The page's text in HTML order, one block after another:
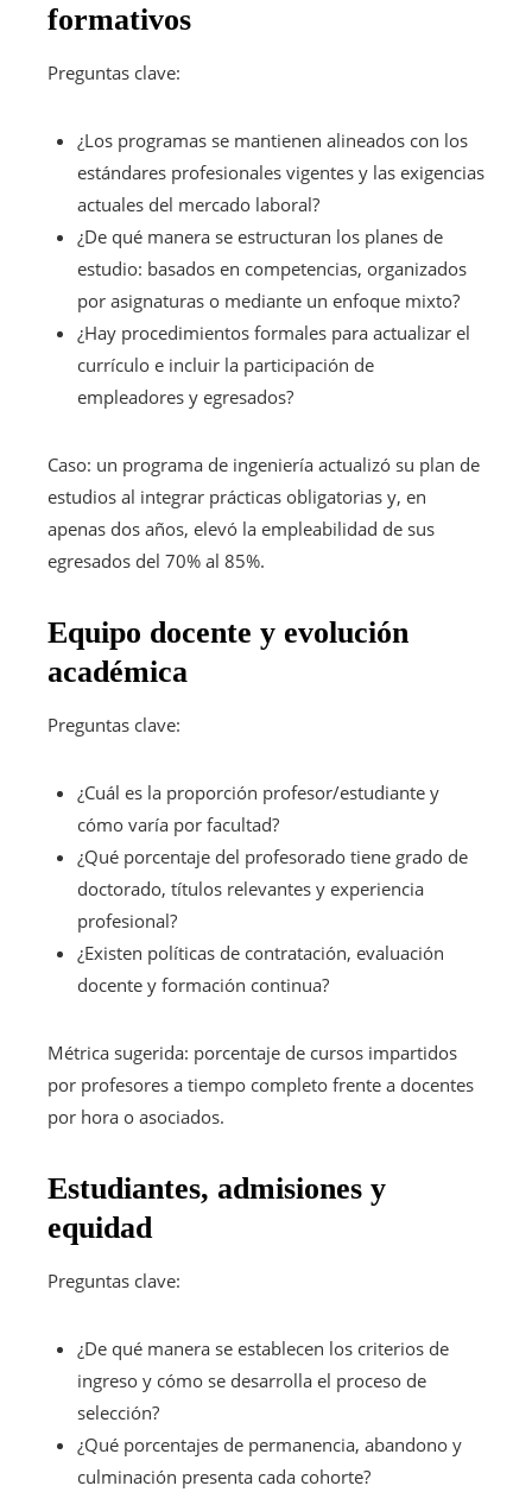
formativos
Preguntas clave:
¿Los programas se mantienen alineados con los
estándares profesionales vigentes y las exigencias
actuales del mercado laboral?
¿De qué manera se estructuran los planes de
estudio: basados en competencias, organizados
por asignaturas o mediante un enfoque mixto?
¿Hay procedimientos formales para actualizar el
currículo e incluir la participación de
empleadores y egresados?
Caso: un programa de ingeniería actualizó su plan de
estudios al integrar prácticas obligatorias y, en
apenas dos años, elevó la empleabilidad de sus
egresados del 70% al 85%.
Equipo docente y evolución
académica
Preguntas clave:
¿Cuál es la proporción profesor/estudiante y
cómo varía por facultad?
¿Qué porcentaje del profesorado tiene grado de
doctorado, títulos relevantes y experiencia
profesional?
¿Existen políticas de contratación, evaluación
docente y formación continua?
Métrica sugerida: porcentaje de cursos impartidos
por profesores a tiempo completo frente a docentes
por hora o asociados.
Estudiantes, admisiones y
equidad
Preguntas clave:
¿De qué manera se establecen los criterios de
ingreso y cómo se desarrolla el proceso de
selección?
¿Qué porcentajes de permanencia, abandono y
culminación presenta cada cohorte?